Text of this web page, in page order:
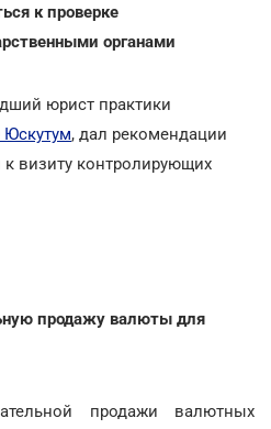
к проверке
органами
юрист практики
, дал рекомендации
к визиту контролирующих
продажу валюты для
продажи валютных